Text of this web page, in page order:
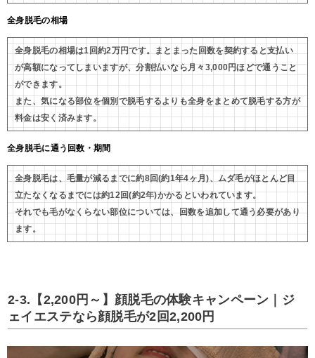
全身脱毛の相場
全身脱毛の相場は1回約2万円です。まとまった回数を契約すると支払い
が高額になってしまいますが、分割払いなら月々3,000円ほどで通うこと
ができます。
また、気になる部位を個別で脱毛するよりも全身をまとめて脱毛する方が
料金は安く済みます。
全身脱毛に通う回数・期間
全身脱毛は、毛量が減るまでに約8回(約1年4ヶ月)、ムダ毛がほとんど目
立たなくなるまでには約12回(約2年)かかるといわれています。
それでも毛がなくらない部位については、回数を追加して通う必要があり
ます。
2-3.【2,200円～】顔脱毛の体験キャンペーン｜ジ
ェイエステなら顔脱毛が2回2,200円